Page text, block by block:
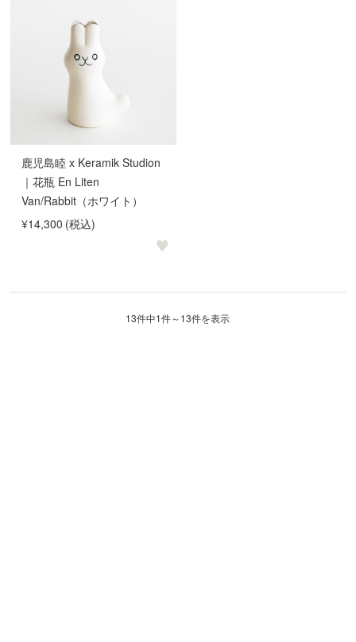
鹿児島睦 x Keramik Studion
｜花瓶 En Liten
Van/Rabbit（ホワイト）
¥14,300 (税込)
13件中1件～13件を表示